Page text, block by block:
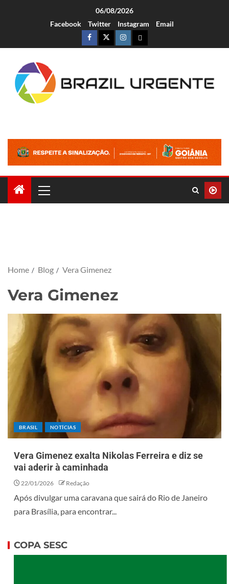
06/08/2026
Facebook
Twitter Instagram Email
Home Blog Vera Gimenez
Vera Gimenez
BRASIL NOTÍCIAS
Vera Gimenez exalta Nikolas Ferreira e diz se
vai aderir à caminhada
22/01/2026 Redação
Após divulgar uma caravana que sairá do Rio de Janeiro
para Brasília, para encontrar...
COPA SESC